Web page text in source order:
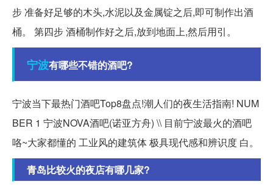
步 准备好足够的木头,水泥以及金属锭之后,即可制作出酒
桶。 第四步 酒桶制作好之后,放到地面上,然后用引。
宁波有哪些不错的酒吧?
宁波当下最热门酒吧Top8盘点!潮人们的夜生活指南! NUM
BER 1 宁波NOVA酒吧(诺亚方舟) \\ 目前宁波最火的酒吧
咯~大家都懂的 工业风的建筑体 极具现代感和辨识度 白。
青岛比较火的夜店有哪几家?